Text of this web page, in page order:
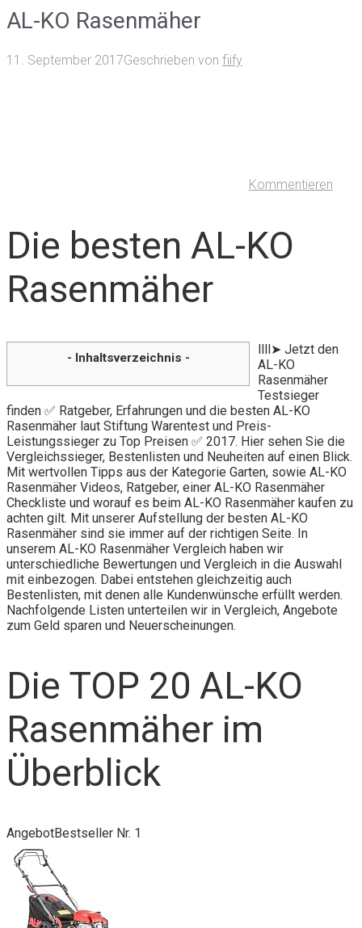
AL-KO Rasenmäher
11. September 2017Geschrieben von fiify
Kommentieren
Die besten AL-KO
Rasenmäher
- Inhaltsverzeichnis -
llll➤ Jetzt den
AL-KO
Rasenmäher
Testsieger
finden ✅ Ratgeber, Erfahrungen und die besten AL-KO
Rasenmäher laut Stiftung Warentest und Preis-
Leistungssieger zu Top Preisen ✅ 2017. Hier sehen Sie die
Vergleichssieger, Bestenlisten und Neuheiten auf einen Blick.
Mit wertvollen Tipps aus der Kategorie Garten, sowie AL-KO
Rasenmäher Videos, Ratgeber, einer AL-KO Rasenmäher
Checkliste und worauf es beim AL-KO Rasenmäher kaufen zu
achten gilt. Mit unserer Aufstellung der besten AL-KO
Rasenmäher sind sie immer auf der richtigen Seite. In
unserem AL-KO Rasenmäher Vergleich haben wir
unterschiedliche Bewertungen und Vergleich in die Auswahl
mit einbezogen. Dabei entstehen gleichzeitig auch
Bestenlisten, mit denen alle Kundenwünsche erfüllt werden.
Nachfolgende Listen unterteilen wir in Vergleich, Angebote
zum Geld sparen und Neuerscheinungen.
Die TOP 20 AL-KO
Rasenmäher im
Überblick
AngebotBestseller Nr. 1